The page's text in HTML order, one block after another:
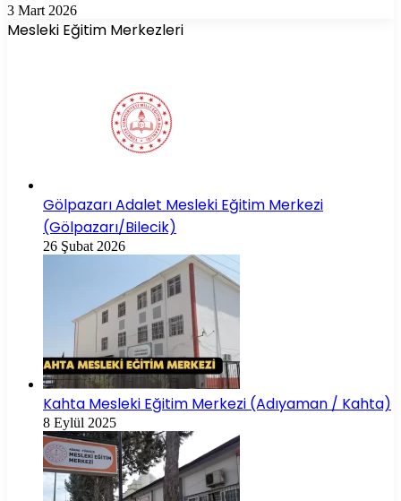
3 Mart 2026
Mesleki Eğitim Merkezleri
Gölpazarı Adalet Mesleki Eğitim Merkezi
(Gölpazarı/Bilecik)
26 Şubat 2026
Kahta Mesleki Eğitim Merkezi (Adıyaman / Kahta)
8 Eylül 2025